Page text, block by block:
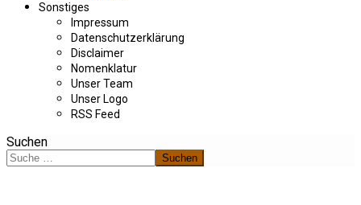
Sonstiges
Impressum
Datenschutzerklärung
Disclaimer
Nomenklatur
Unser Team
Unser Logo
RSS Feed
Suchen
Suchen